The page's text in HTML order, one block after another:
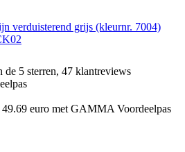
verduisterend grijs (kleurnr. 7004)
de 5 sterren, 47 klantreviews
euro met GAMMA Voordeelpas